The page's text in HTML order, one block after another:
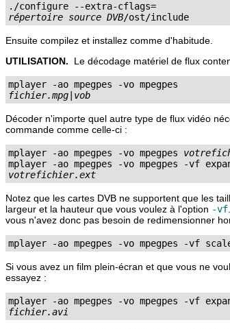
répertoire source DVB
Ensuite compilez et installez comme d'habitude.
UTILISATION.
Le décodage matériel de flux
fichier.mpg|vob
Décoder n'importe quel autre type de flux vidéo
commande comme celle-ci :
mplayer -ao mpegpes -vo mpegpes
votrefichier.ext
Notez que les cartes DVB ne supportent que les
largeur et la hauteur que vous voulez à l'option -vf
vous n'avez donc pas besoin de redimensionner
mplayer -ao mpegpes -vo mpegpes -vf
Si vous avez un film plein-écran et que vous ne
essayez :
fichier.avi